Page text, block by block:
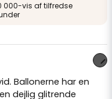
000-vis af tilfredse
Ballonerne har en
dejlig glitrende